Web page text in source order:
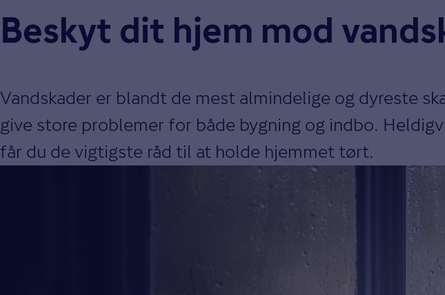
Beskyt dit hjem mod
Vandskader er blandt de mest almindelige og dyreste
give store problemer for både bygning og indbo.
får du de vigtigste råd til at holde hjemmet tørt.